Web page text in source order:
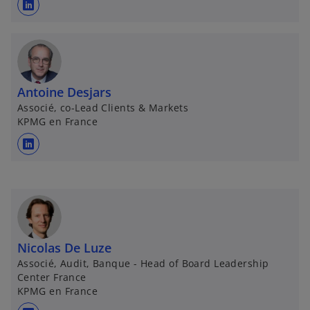
s
o
u
v
r
e
d
a
u
n
n
o
u
v
e
Antoine Desjars
Associé, co-Lead Clients & Markets
KPMG en France
s
u
v
r
e
d
a
n
Nicolas De Luze
Associé, Audit, Banque - Head of Board Leadership
Center France
KPMG en France